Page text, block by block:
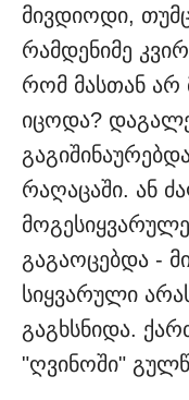
მივდიოდი,
რამდენიმე
რომ მასთან არ
იცოდა?
რაღაცაში. ან
გაგაოცებდა -
სიყვარული
გაგხსნიდა.
"ღვინოში"